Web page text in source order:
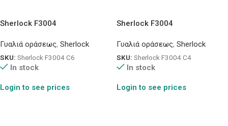
Sherlock F3004
Γυαλιά οράσεως, Sherlock
SKU: Sherlock F3004 C6
In stock
Login to see prices
Sherlock F3004
Γυαλιά οράσεως, Sherlock
SKU: Sherlock F3004 C4
In stock
Login to see prices